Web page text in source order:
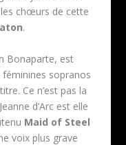
chœurs de cette
.
Bonaparte, est
sopranos
Ce n’est pas la
d’Arc est elle
Maid of Steel
voix plus grave